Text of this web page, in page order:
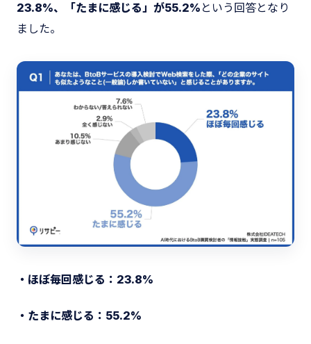
23.8%、「たまに感じる」が55.2% という回答となり
ました。
・ほぼ毎回感じる：23.8%
・たまに感じる：55.2%